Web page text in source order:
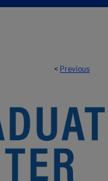
< Previous